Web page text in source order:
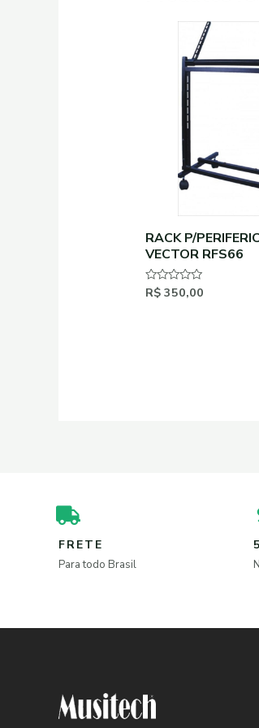
RACK P/
VECTOR RFS66
Avaliação
R$350,00
FRETE
Para todo Brasil